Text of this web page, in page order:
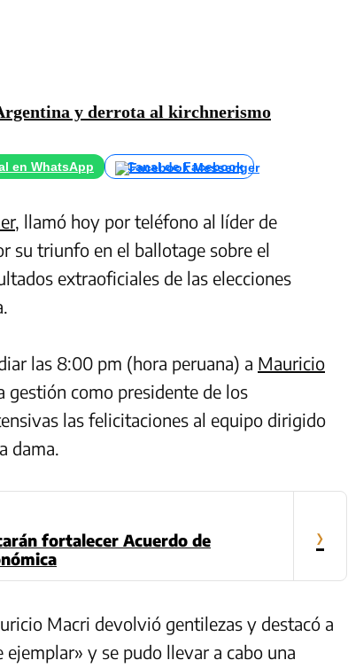
y derrota al kirchnerismo
en WhatsApp Canal de Facebook
, llamó hoy por teléfono al líder de
su triunfo en el ballotage sobre el
extraoficiales de las elecciones
las 8:00 pm (hora peruana) a Mauricio
gestión como presidente de los
las felicitaciones al equipo dirigido
dama.
fortalecer Acuerdo de
›
Macri devolvió gentilezas y destacó a
y se pudo llevar a cabo una